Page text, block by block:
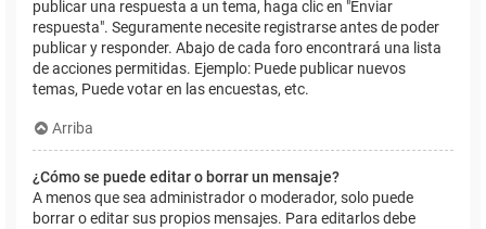
publicar una respuesta a un tema, haga clic en "Enviar
respuesta". Seguramente necesite registrarse antes de poder
publicar y responder. Abajo de cada foro encontrará una lista
de acciones permitidas. Ejemplo: Puede publicar nuevos
temas, Puede votar en las encuestas, etc.
Arriba
¿Cómo se puede editar o borrar un mensaje?
A menos que sea administrador o moderador, solo puede
borrar o editar sus propios mensajes. Para editarlos debe